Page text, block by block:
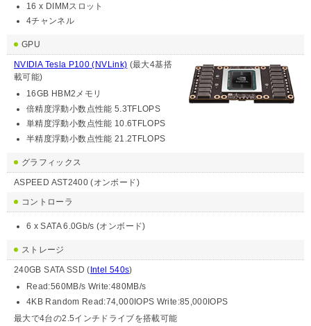
16 x DIMMスロット
4チャンネル
GPU
NVIDIA Tesla P100 (NVLink) (最大4基搭
載可能)
16GB HBM2メモリ
倍精度浮動小数点性能 5.3TFLOPS
単精度浮動小数点性能 10.6TFLOPS
半精度浮動小数点性能 21.2TFLOPS
グラフィックス
ASPEED AST2400 (オンボード)
コントローラ
6 x SATA 6.0Gb/s (オンボード)
ストレージ
240GB SATA SSD ( Intel 540s)
Read:560MB/s Write:480MB/s
4KB Random Read:74,000IOPS Write:85,000IOPS
最大で4台の2.5インチドライブを搭載可能